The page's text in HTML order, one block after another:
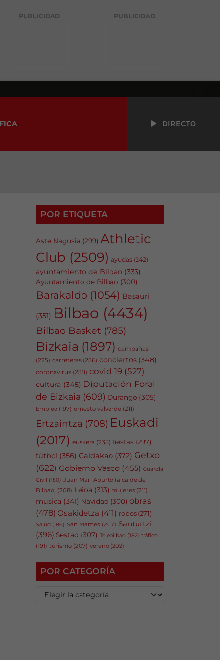
PUBLICIDAD PUBLICIDAD
DIRECTO
POR ETIQUETA
Aste Nagusia (299) Athletic
Club (2509) ayudas (242)
ayuntamiento de Bilbao (333)
Ayuntamiento de Bilbao (300)
Barakaldo (1054) Basauri
(351) Bilbao (4434)
Bilbao Basket (785)
Bizkaia (1897) campañas
(225) carreteras (236) conciertos (348)
coronavirus (238) covid-19 (527)
cultura (345) Diputación Foral
de Bizkaia (609) Durango (305)
Empleo (197) ernesto valverde (211)
Ertzaintza (708) Euskadi
(2017) euskera (235) fiestas (297)
fútbol (356) Galdakao (372) Getxo
(622) Gobierno Vasco (455) Guardia
Civil (180) Juan Mari Aburto (alcalde de
Bilbao) (208) Leioa (313) mujeres (211)
musica (341) Navidad (300) obras
(478) Osakidetza (411) robos (271)
Salud (186) San Mamés (207) Santurtzi
(396) Sestao (307) Telebilbao (182) tráfico
(191) turismo (207) verano (202)
POR CATEGORÍA